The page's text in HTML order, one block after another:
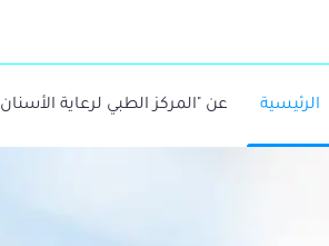
الرئيسية عن "المركز الطبي لرعاية الأسنان"